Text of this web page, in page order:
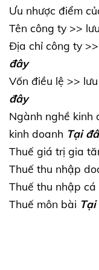
Ưu nhược điểm
Tên công ty >>
Địa chỉ công ty
đây
Vốn điều lệ >>
đây
Ngành nghề kinh
kinh doanh Tại
Thuế giá trị gia
Thuế thu nhập
Thuế thu nhập cá
Thuế môn bài